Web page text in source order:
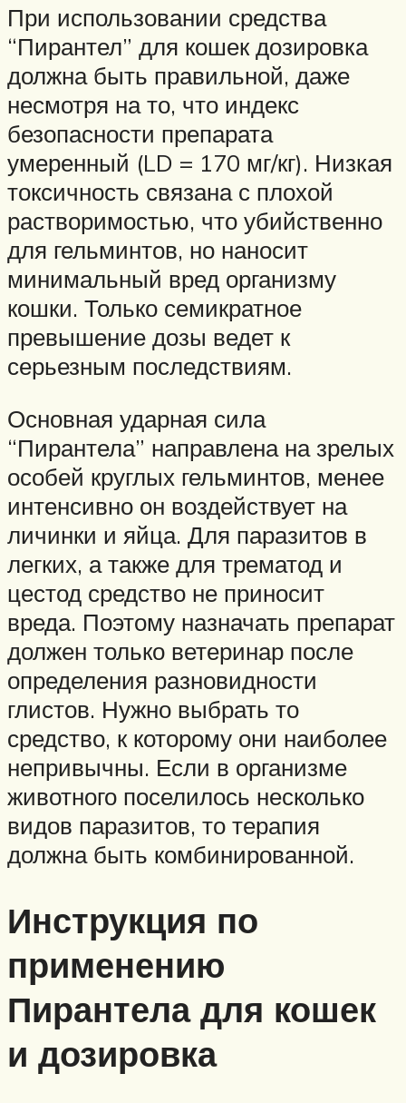
При использовании средства
“Пирантел” для кошек дозировка
должна быть правильной, даже
несмотря на то, что индекс
безопасности препарата
умеренный (LD = 170 мг/кг). Низкая
токсичность связана с плохой
растворимостью, что убийственно
для гельминтов, но наносит
минимальный вред организму
кошки. Только семикратное
превышение дозы ведет к
серьезным последствиям.
Основная ударная сила
“Пирантела” направлена на зрелых
особей круглых гельминтов, менее
интенсивно он воздействует на
личинки и яйца. Для паразитов в
легких, а также для трематод и
цестод средство не приносит
вреда. Поэтому назначать препарат
должен только ветеринар после
определения разновидности
глистов. Нужно выбрать то
средство, к которому они наиболее
непривычны. Если в организме
животного поселилось несколько
видов паразитов, то терапия
должна быть комбинированной.
Инструкция по
применению
Пирантела для кошек
и дозировка